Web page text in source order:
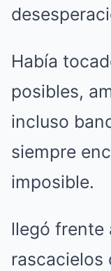
Había
posibles,
incluso
siempre
imposible.
llegó frente
rascacielos